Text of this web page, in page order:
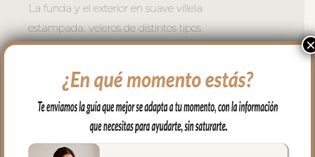
La funda y el exterior en suave villela
estampada: veleros de distintos tipos
navegando entre faros, gaviotas en vuelo
evoca la serenidad del Mediterráneo en
verano coordinado con la vuelta del peto
en piqué de algodón Roma Maquillaje
para lograr una armonía perfecta.
×